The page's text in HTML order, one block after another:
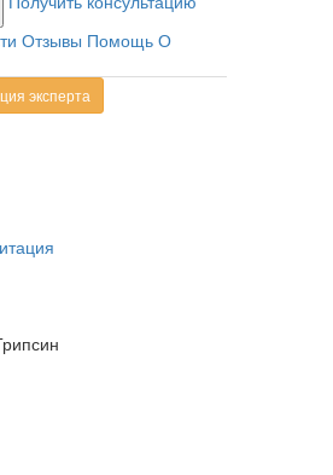
Отзывы Помощь О
эксперта